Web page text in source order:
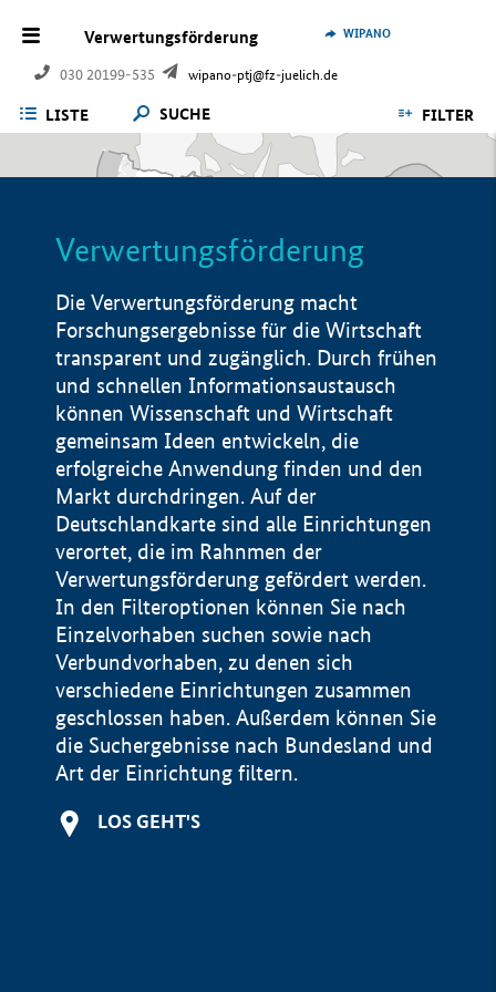
Verwertungsförderung
030 20199-535 wipano-ptj@fz-juelich.de
WIPANO
LISTE SUCHE FILTER
Verwertungsförderung
Die Verwertungsförderung macht
Forschungsergebnisse für die Wirtschaft
transparent und zugänglich. Durch frühen
und schnellen Informationsaustausch
können Wissenschaft und Wirtschaft
gemeinsam Ideen entwickeln, die
erfolgreiche Anwendung finden und den
Markt durchdringen. Auf der
Deutschlandkarte sind alle Einrichtungen
verortet, die im Rahnmen der
Verwertungsförderung gefördert werden.
In den Filteroptionen können Sie nach
Einzelvorhaben suchen sowie nach
Verbundvorhaben, zu denen sich
verschiedene Einrichtungen zusammen
geschlossen haben. Außerdem können Sie
die Suchergebnisse nach Bundesland und
Art der Einrichtung filtern.
LOS GEHT'S